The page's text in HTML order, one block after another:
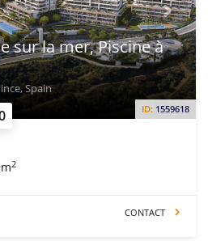
ID: 1559618
sur la mer, Piscine à
Spain
2
CONTACT